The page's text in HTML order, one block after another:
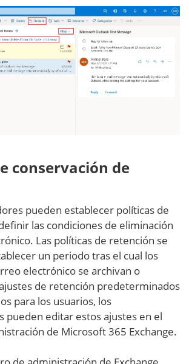
conservación de
pueden establecer políticas de
las condiciones de eliminación
Las políticas de retención se
un periodo tras el cual los
electrónico se archivan o
de retención predeterminados
para los usuarios, los
pueden editar estos ajustes en el
de Microsoft 365 Exchange.